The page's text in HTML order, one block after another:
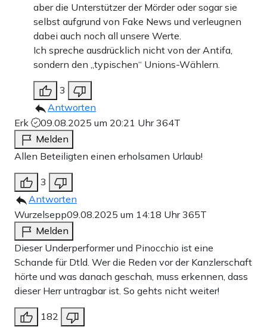
aber die Unterstützer der Mörder oder sogar sie
selbst aufgrund von Fake News und verleugnen
dabei auch noch all unsere Werte.
Ich spreche ausdrücklich nicht von der Antifa,
sondern den „typischen“ Unions-Wählern.
3
Antworten
Erk
09.08.2025 um 20:21 Uhr364T
Melden
Allen Beteiligten einen erholsamen Urlaub!
3
Antworten
Wurzelsepp09.08.2025 um 14:18 Uhr365T
Melden
Dieser Underperformer und Pinocchio ist eine
Schande für Dtld. Wer die Reden vor der Kanzlerschaft
hörte und was danach geschah, muss erkennen, dass
dieser Herr untragbar ist. So gehts nicht weiter!
182